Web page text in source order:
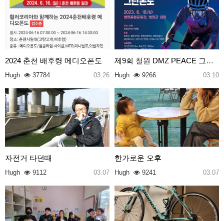
2024 춘천 배후령 메디오폰도
Hugh 37784 03.26
제9회 철원 DMZ PEACE 그란폰도
Hugh 9266 03.10
자전거 타던때
Hugh 9112 03.07
한가로운 오후
Hugh 9241 03.07